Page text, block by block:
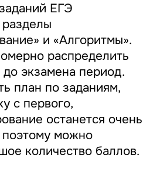
ЕГЭ
и «Алгоритмы».
распределить
экзамена период.
план по заданиям,
с первого,
останется очень
можно
количество баллов.